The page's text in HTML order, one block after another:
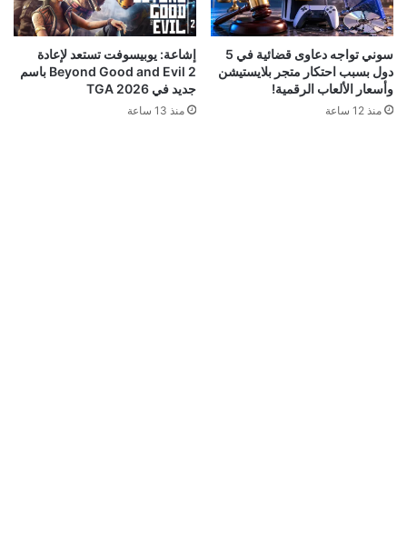
سوني تواجه دعاوى قضائية في 5
دول بسبب احتكار متجر بلايستيشن
وأسعار الألعاب الرقمية!
منذ 12 ساعة
إشاعة: يوبيسوفت تستعد لإعادة
Beyond Good and Evil 2 باسم
جديد في TGA 2026
منذ 13 ساعة